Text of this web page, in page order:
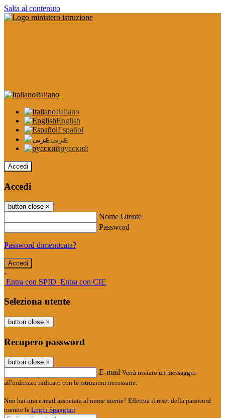
Salta al contenuto
Italiano
Italiano
English
Español
عربى
русский
Accedi
Accedi
button close ×
Nome Utente
Password
Password dimenticata?
-
Entra con SPID Entra con CIE
Seleziona utente
button close ×
Recupero password
button close ×
E-mail Verrà inviato un messaggio
all'indirizzo indicato con le istruzioni necessarie.
Non hai una e-mail associata al nome utente? Effettua il reset della password
tramite la Login Spaggiari